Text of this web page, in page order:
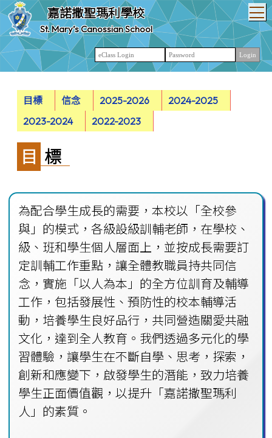
嘉諾撒聖瑪利學校
St. Mary’s Canossian School
目標 信念 2025-2026
2024-2025
2023-2024
2022-2023
目標
為配合學生成長的需要，本校以「全校參
與」的模式，各級設級訓輔老師，在學校、
級、班和學生個人層面上，並按成長需要訂
定訓輔工作重點，讓全體教職員持共同信
念，實施「以人為本」的全方位訓育及輔導
工作，包括發展性、預防性的校本輔導活
動，培養學生良好品行，共同營造關愛共融
文化，達到全人教育。我們透過多元化的學
習體驗，讓學生在不斷自學、思考，探索，
創新和應變下，啟發學生的潛能，致力培養
學生正面價值觀，以提升「嘉諾撒聖瑪利
人」的素質。